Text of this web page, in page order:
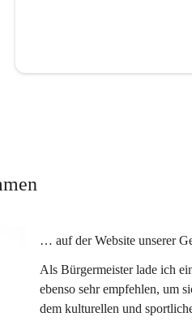
… auf der Website unserer
Als Bürgermeister lade ich
ebenso sehr empfehlen, um
dem kulturellen und